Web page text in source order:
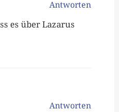
Antworten
es über Lazarus
Antworten